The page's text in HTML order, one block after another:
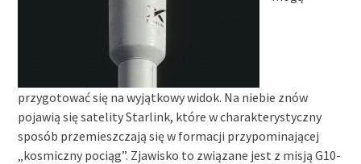
przygotować się na wyjątkowy widok. Na niebie znów
pojawią się satelity Starlink, które w charakterystyczny
sposób przemieszczają się w formacji przypominającej
„kosmiczny pociąg”. Zjawisko to związane jest z misją G10-